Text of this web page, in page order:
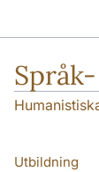
Utbildning